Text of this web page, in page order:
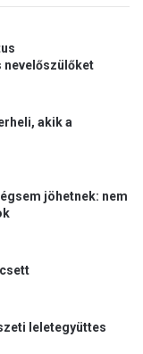
nevelőszülőket
akik a
jöhetnek: nem
leletegyüttes